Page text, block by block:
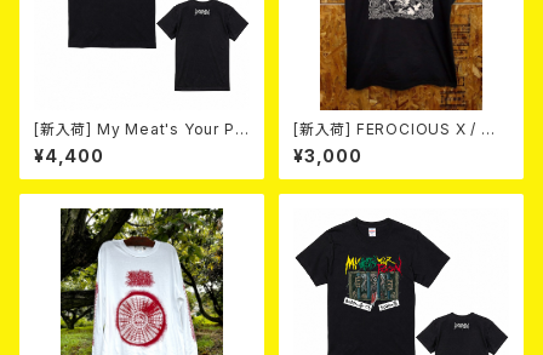
[新入荷] My Meat's Your Po
ison -あんたにゃ毒でもオイラ
にゃ薬- / BLACK T-shirt (S
～XL)
¥4,400
[新入荷] FEROCIOUS X / Me
d Vilken Rätt (T-shirt/BLAC
K/ Size:L)
¥3,000